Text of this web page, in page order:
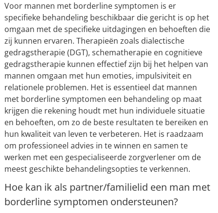
Voor mannen met borderline symptomen is er
specifieke behandeling beschikbaar die gericht is op het
omgaan met de specifieke uitdagingen en behoeften die
zij kunnen ervaren. Therapieën zoals dialectische
gedragstherapie (DGT), schematherapie en cognitieve
gedragstherapie kunnen effectief zijn bij het helpen van
mannen omgaan met hun emoties, impulsiviteit en
relationele problemen. Het is essentieel dat mannen
met borderline symptomen een behandeling op maat
krijgen die rekening houdt met hun individuele situatie
en behoeften, om zo de beste resultaten te bereiken en
hun kwaliteit van leven te verbeteren. Het is raadzaam
om professioneel advies in te winnen en samen te
werken met een gespecialiseerde zorgverlener om de
meest geschikte behandelingsopties te verkennen.
Hoe kan ik als partner/familielid een man met
borderline symptomen ondersteunen?